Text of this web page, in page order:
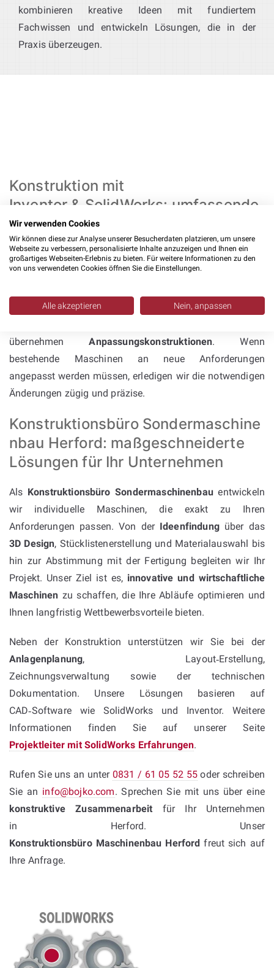
kombinieren kreative Ideen mit fundiertem
Fachwissen und entwickeln Lösungen, die in der
Praxis überzeugen.
Konstruktion mit
Inventor & SolidWorks: umfassende
Kompetenz im
Sondermaschinenbau
UnsereKonstruktionsleistungen decken den gesamten
Einzelteilkonstruktionen
, erstellen
übernehmenAnpassungskonstruktionen. Wenn
bestehende Maschinen an neue Anforderungen
angepasst werden müssen, erledigen wir die notwendigen
Änderungen zügig und präzise.
Konstruktionsbüro Sondermaschine
nbau Herford: maßgeschneiderte
Lösungen für Ihr Unternehmen
Als Konstruktionsbüro Sondermaschinenbauentwickeln
wir individuelle Maschinen, die exakt zu Ihren
Anforderungen passen. Von der Ideenfindungüber das
3D Design, Stücklistenerstellung und Materialauswahl bis
hin zur Abstimmung mit der Fertigung begleiten wir Ihr
Projekt. Unser Ziel ist es, innovative und wirtschaftliche
Maschinen zu schaffen, die Ihre Abläufe optimieren und
Ihnen langfristig Wettbewerbsvorteile bieten.
Neben der Konstruktion unterstützen wir Sie bei der
Anlagenplanung, Layout‑Erstellung,
Zeichnungsverwaltung sowie der technischen
Dokumentation. Unsere Lösungen basieren auf
CAD‑Software wie SolidWorks und Inventor. Weitere
Informationen finden Sie auf unserer Seite
Projektleiter mit SolidWorks Erfahrungen.
Rufen Sie uns an unter 0831 / 61 05 52 55 oder schreiben
Sie an info@bojko.com. Sprechen Sie mit uns über eine
konstruktive Zusammenarbeit für Ihr Unternehmen
in Herford. Unser
Konstruktionsbüro Maschinenbau Herford freut sich auf
Ihre Anfrage.
Wir verwenden Cookies
Wir können diese zur Analyse unserer Besucherdaten platzieren, um unsere
Webseite zu verbessern, personalisierte Inhalte anzuzeigen und Ihnen ein
großartiges Webseiten-Erlebnis zu bieten. Für weitere Informationen zu den
von uns verwendeten Cookies öffnen Sie die Einstellungen.
Alle akzeptieren Nein, anpassen